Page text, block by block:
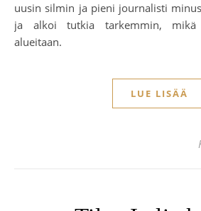
uusin silmin ja pieni journalisti
ja alkoi tutkia tarkemmin, mikä
alueitaan.
LUE LISÄÄ